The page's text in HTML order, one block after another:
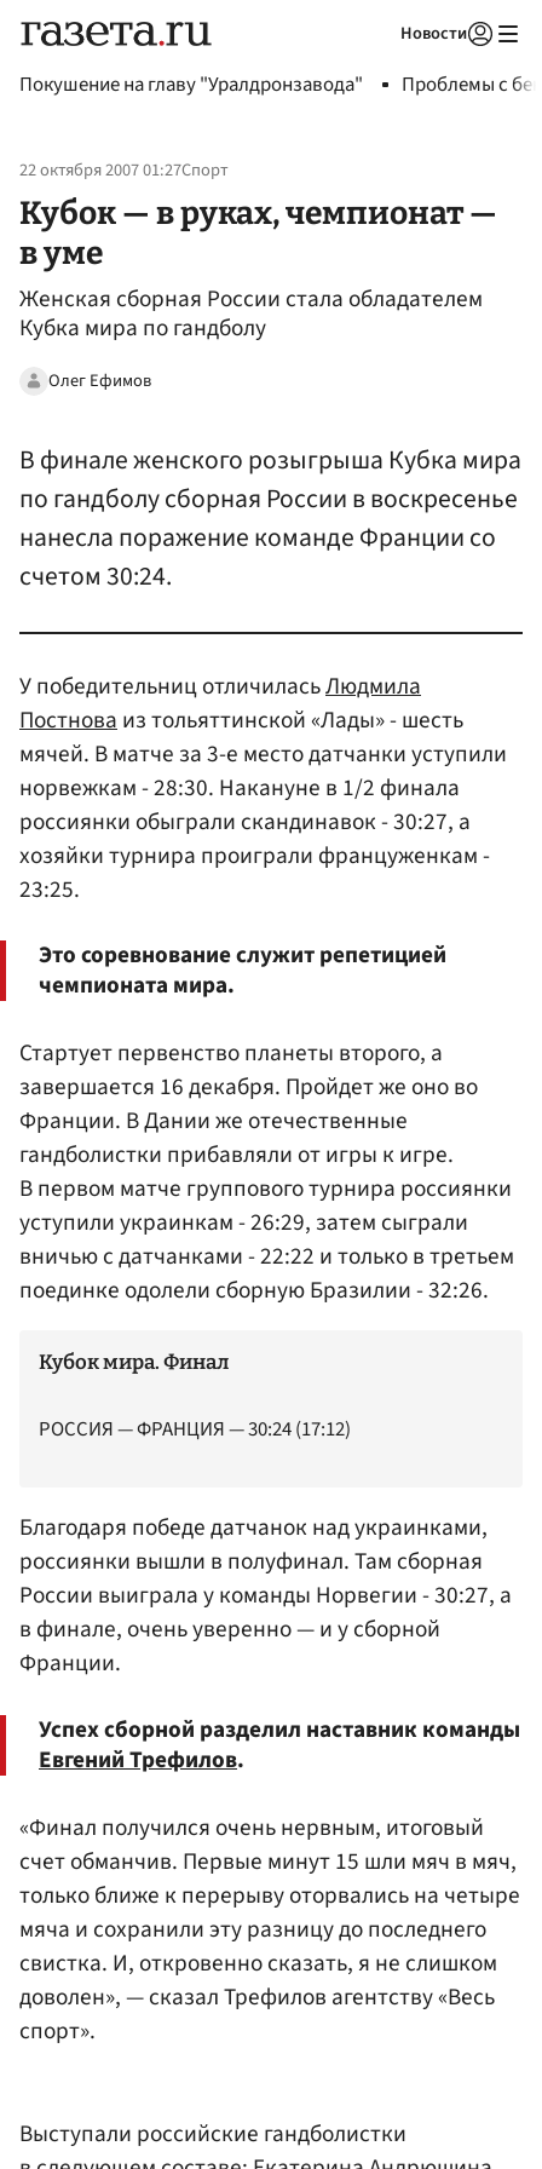
Новости
Покушение на главу "Уралдронзавода" Проблемы с
22 октября 2007 01:27Спорт
Кубок — в руках, чемпионат —
в уме
Женская сборная России стала обладателем
Кубка мира по гандболу
Олег Ефимов
В финале женского розыгрыша Кубка мира
по гандболу сборная России в воскресенье
нанесла поражение команде Франции со
счетом 30:24.
У победительниц отличиласьЛюдмила
Постнова из тольяттинской «Лады» - шесть
мячей. В матче за 3-е место датчанки уступили
норвежкам - 28:30. Накануне в 1/2 финала
россиянки обыграли скандинавок - 30:27, а
хозяйки турнира проиграли француженкам -
23:25.
Это соревнование служит репетицией
чемпионата мира.
Стартует первенство планеты второго, а
завершается 16 декабря. Пройдет же оно во
Франции. В Дании же отечественные
гандболистки прибавляли от игры к игре.
В первом матче группового турнира россиянки
уступили украинкам - 26:29, затем сыграли
вничью с датчанками - 22:22 и только в третьем
поединке одолели сборную Бразилии - 32:26.
Кубок мира. Финал
РОССИЯ — ФРАНЦИЯ — 30:24 (17:12)
Благодаря победе датчанок над украинками,
россиянки вышли в полуфинал. Там сборная
России выиграла у команды Норвегии - 30:27, а
в финале, очень уверенно — и у сборной
Франции.
Успех сборной разделил наставник команды
Евгений Трефилов.
«Финал получился очень нервным, итоговый
счет обманчив. Первые минут 15 шли мяч в мяч,
только ближе к перерыву оторвались на четыре
мяча и сохранили эту разницу до последнего
свистка. И, откровенно сказать, я не слишком
доволен», — сказал Трефилов агентству «Весь
спорт».
Выступали российские гандболистки